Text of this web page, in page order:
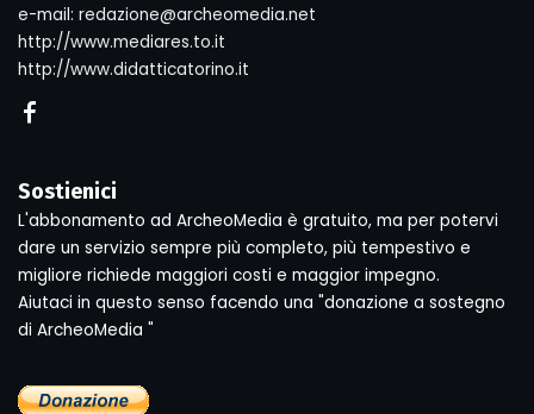
e-mail: redazione@archeomedia.net
http://www.mediares.to.it
http://www.didatticatorino.it
Sostienici
L'abbonamento ad ArcheoMedia è gratuito, ma per potervi
dare un servizio sempre più completo, più tempestivo e
migliore richiede maggiori costi e maggior impegno.
Aiutaci in questo senso facendo una "donazione a sostegno
di ArcheoMedia "